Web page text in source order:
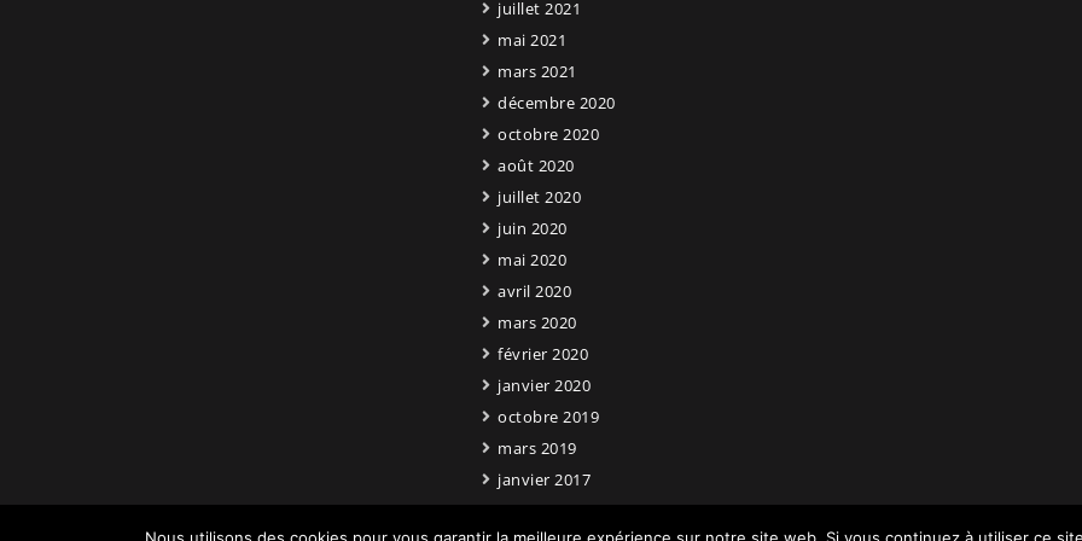
juillet 2021
mai 2021
mars 2021
décembre 2020
octobre 2020
août 2020
juillet 2020
juin 2020
mai 2020
avril 2020
mars 2020
février 2020
janvier 2020
octobre 2019
mars 2019
janvier 2017